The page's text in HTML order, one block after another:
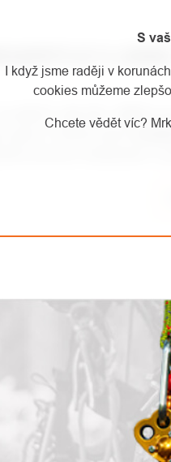
S
I když jsme raději v
cookies můžeme
Chcete vědět víc?
V
od 2.1. do 14.1. 2018
apod. V těchto dnech
provozu očekáváme v